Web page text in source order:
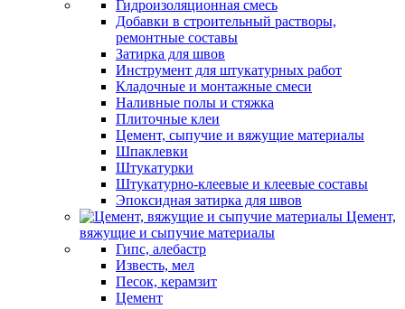
Гидроизоляционная смесь
Добавки в строительный растворы,
ремонтные составы
Затирка для швов
Инструмент для штукатурных работ
Кладочные и монтажные смеси
Наливные полы и стяжка
Плиточные клеи
Цемент, сыпучие и вяжущие материалы
Шпаклевки
Штукатурки
Штукатурно-клеевые и клеевые составы
Эпоксидная затирка для швов
Цемент,
вяжущие и сыпучие материалы
Гипс, алебастр
Известь, мел
Песок, керамзит
Цемент